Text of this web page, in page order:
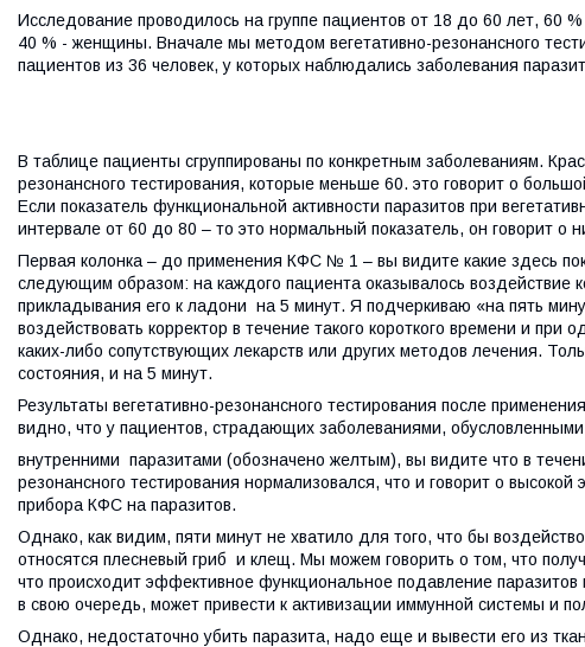
Исследование проводилось на группе пациентов от 18 до 60 лет, 60
40 % - женщины. Вначале мы методом вегетативно-резонансного
пациентов из 36 человек, у которых наблюдались заболевания
В таблице пациенты сгруппированы по конкретным заболеваниям.
резонансного тестирования, которые меньше 60. это говорит о
Если показатель функциональной активности паразитов при
интервале от 60 до 80 – то это нормальный показатель, он говорит о
Первая колонка – до применения КФС № 1 – вы видите какие здесь
следующим образом: на каждого пациента оказывалось воздействие
прикладывания его к ладони на 5 минут. Я подчеркиваю «на пять
воздействовать корректор в течение такого короткого времени и при
каких-либо сопутствующих лекарств или других методов лечения.
состояния, и на 5 минут.
Результаты вегетативно-резонансного тестирования после
видно, что у пациентов, страдающих заболеваниями, обусловленными
внутренними паразитами (обозначено желтым), вы видите что в
резонансного тестирования нормализовался, что и говорит о
прибора КФС на паразитов.
Однако, как видим, пяти минут не хватило для того, что бы
относятся плесневый гриб и клещ. Мы можем говорить о том, что
что происходит эффективное функциональное подавление
в свою очередь, может привести к активизации иммунной системы и
Однако, недостаточно убить паразита, надо еще и вывести его из